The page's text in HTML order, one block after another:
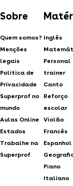
Sobre
Quem somos?
Menções
legais
Politica de
Privacidade
Superprof no
mundo
Aulas Online
Estados
Trabalhe na
Superprof
Inglês
Personal
trainer
Canto
Reforço
escolar
Violão
Francês
Espanhol
Piano
Italiano